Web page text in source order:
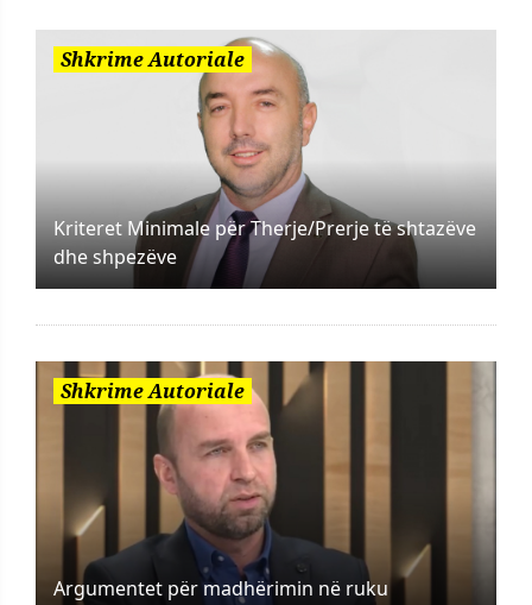
Shkrime Autoriale
Kriteret Minimale për Therje/Prerje të shtazëve
dhe shpezëve
Shkrime Autoriale
Argumentet për madhërimin në ruku